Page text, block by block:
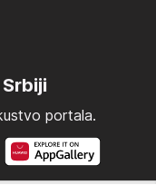
portala.